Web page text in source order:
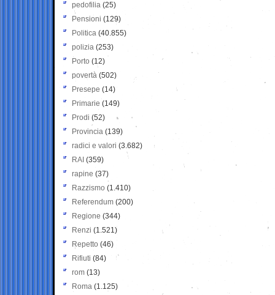
pedofilia (25)
Pensioni (129)
Politica (40.855)
polizia (253)
Porto (12)
povertà (502)
Presepe (14)
Primarie (149)
Prodi (52)
Provincia (139)
radici e valori (3.682)
RAI (359)
rapine (37)
Razzismo (1.410)
Referendum (200)
Regione (344)
Renzi (1.521)
Repetto (46)
Rifiuti (84)
rom (13)
Roma (1.125)